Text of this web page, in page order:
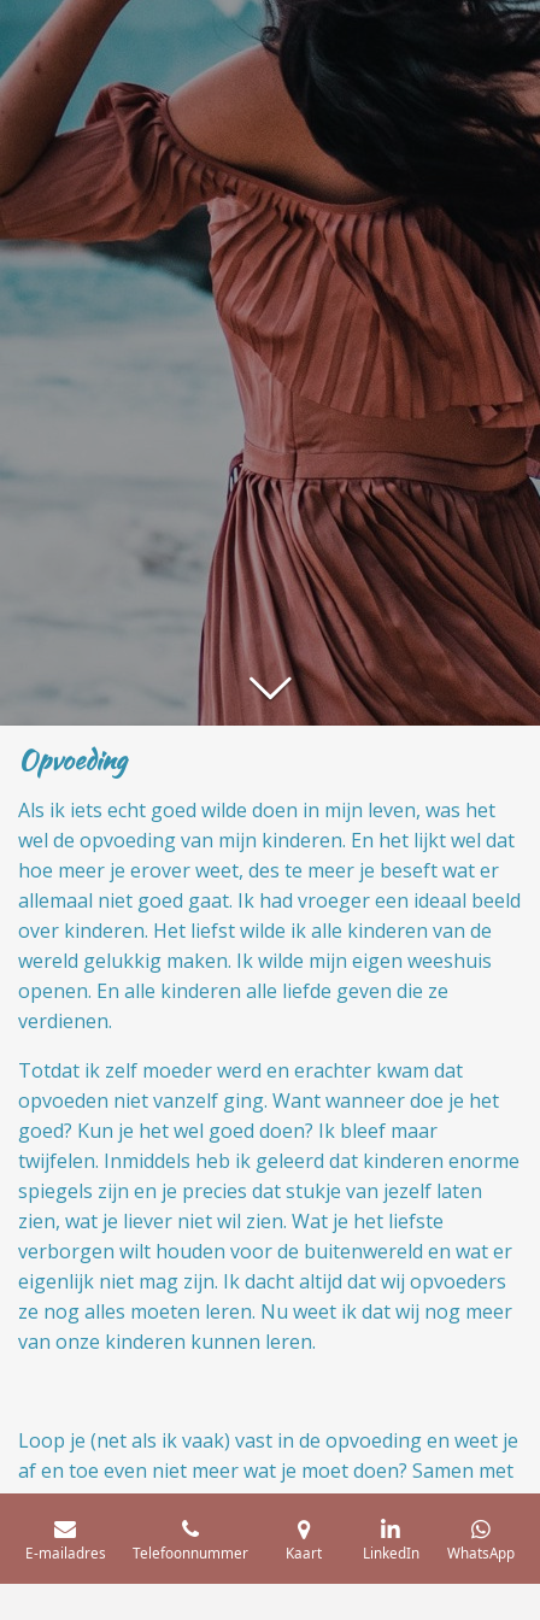
Opvoeding
Als ik iets echt goed wilde doen in mijn leven, was het
wel de opvoeding van mijn kinderen. En het lijkt wel dat
hoe meer je erover weet, des te meer je beseft wat er
allemaal niet goed gaat. Ik had vroeger een ideaal beeld
over kinderen. Het liefst wilde ik alle kinderen van de
wereld gelukkig maken. Ik wilde mijn eigen weeshuis
openen. En alle kinderen alle liefde geven die ze
verdienen.
Totdat ik zelf moeder werd en erachter kwam dat
opvoeden niet vanzelf ging. Want wanneer doe je het
goed? Kun je het wel goed doen? Ik bleef maar
twijfelen. Inmiddels heb ik geleerd dat kinderen enorme
spiegels zijn en je precies dat stukje van jezelf laten
zien, wat je liever niet wil zien. Wat je het liefste
verborgen wilt houden voor de buitenwereld en wat er
eigenlijk niet mag zijn. Ik dacht altijd dat wij opvoeders
ze nog alles moeten leren. Nu weet ik dat wij nog meer
van onze kinderen kunnen leren.
Loop je (net als ik vaak) vast in de opvoeding en weet je
af en toe even niet meer wat je moet doen? Samen met
jou zoomen we uit en kijken we vanaf een afstand naar
de lessen die je eruit kunt halen. Durf jij in de spiegel te
kijken en zo tot nieuwe inzichten te komen? Het zal je
helpen patronen te doorbreken die niet meer werken
E-mailadres Telefoonnummer Kaart LinkedIn WhatsApp